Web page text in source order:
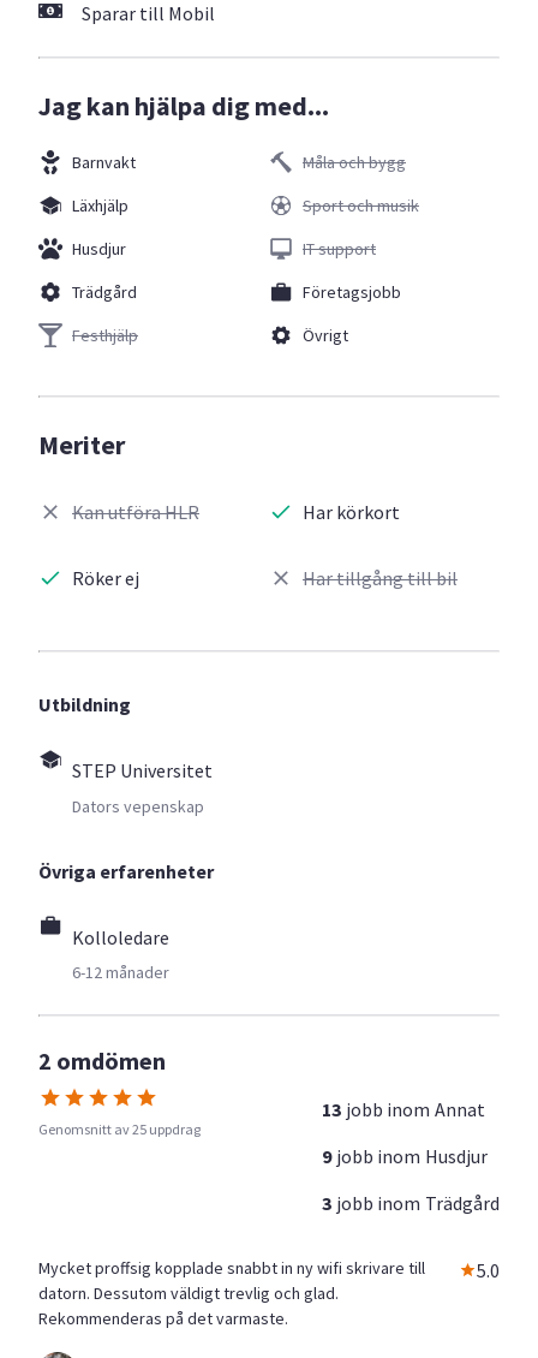
Sparar till Mobil
Jag kan hjälpa dig med...
Barnvakt
Läxhjälp
Husdjur
Trädgård
Festhjälp
Måla och bygg
Sport och musik
IT support
Företagsjobb
Övrigt
Meriter
Kan utföra HLR
Röker ej
Har körkort
Har tillgång till bil
Utbildning
STEP Universitet
Dators vepenskap
Övriga erfarenheter
Kolloledare
6-12 månader
2 omdömen
Genomsnitt av 25 uppdrag
13 jobb inom Annat
9 jobb inom Husdjur
3 jobb inom Trädgård
Mycket proffsig kopplade snabbt in ny wifi skrivare till
datorn. Dessutom väldigt trevlig och glad.
Rekommenderas på det varmaste.
5.0